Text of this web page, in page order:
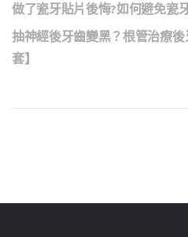
做了瓷牙貼片後悔?如何避免瓷
抽神經後牙齒變黑？根管治療
套】